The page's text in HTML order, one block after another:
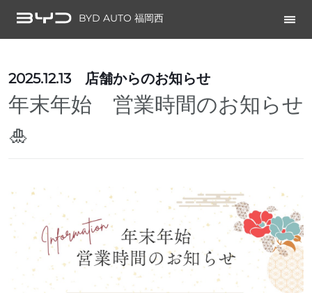
BYD AUTO 福岡西
2025.12.13 店舗からのお知らせ
年末年始 営業時間のお知らせ
🎍